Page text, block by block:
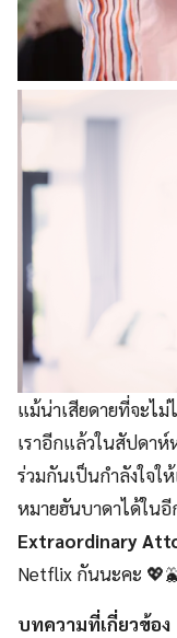
แม้น่าเสียดายที่จะไ
เราอีกแล้วในสัปดาห์
ร่วมกันเป็นกำลังใจใ
หมายฮันบาดาได้ใน
Extraordinary
Netflix กันนะคะ
บทความที่เกี่ยวข้อง